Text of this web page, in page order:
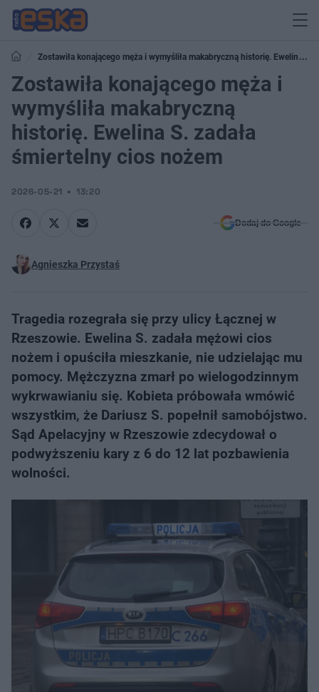
Zostawiła konającego męża i wymyśliła makabryczną historię. Ewelina S.
zadała śmiertelny cios nożem
Zostawiła konającego męża i
wymyśliła makabryczną
historię. Ewelina S. zadała
śmiertelny cios nożem
2026-05-21 13:20
Dodaj do Google
Agnieszka Przystaś
Tragedia rozegrała się przy ulicy Łącznej w
Rzeszowie. Ewelina S. zadała mężowi cios
nożem i opuściła mieszkanie, nie udzielając mu
pomocy. Mężczyzna zmarł po wielogodzinnym
wykrwawianiu się. Kobieta próbowała wmówić
wszystkim, że Dariusz S. popełnił samobójstwo.
Sąd Apelacyjny w Rzeszowie zdecydował o
podwyższeniu kary z 6 do 12 lat pozbawienia
wolności.